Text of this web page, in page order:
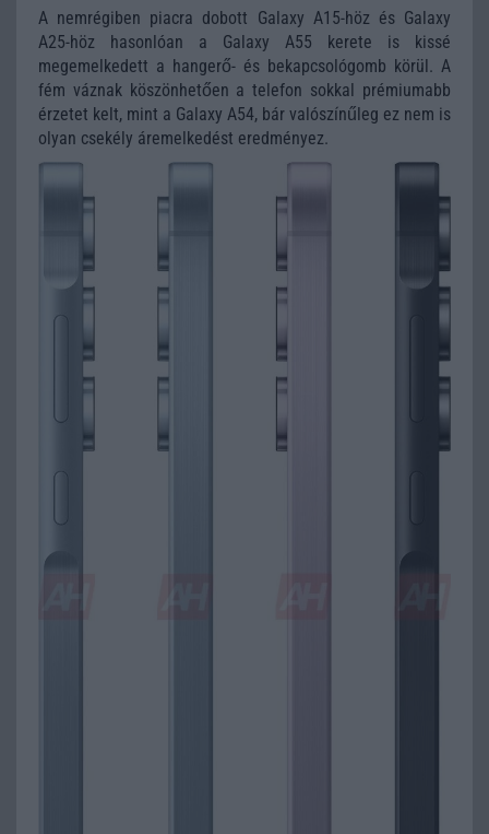
A nemrégiben piacra dobott Galaxy A15-höz és Galaxy
A25-höz hasonlóan a Galaxy A55 kerete is kissé
megemelkedett a hangerő- és bekapcsológomb körül. A
fém váznak köszönhetően a telefon sokkal prémiumabb
érzetet kelt, mint a Galaxy A54, bár valószínűleg ez nem is
olyan csekély áremelkedést eredményez.